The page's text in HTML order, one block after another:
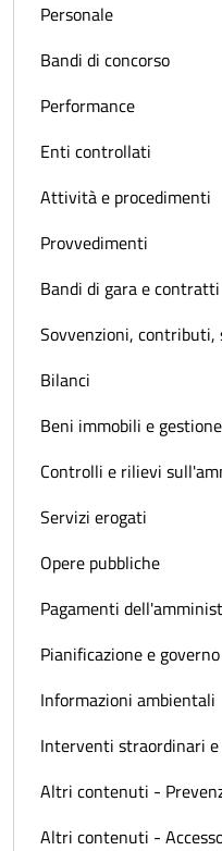
Personale
Bandi di concorso
Performance
Enti controllati
Attività e procedimenti
Provvedimenti
Bandi di gara e contratti
Sovvenzioni, contributi,
Bilanci
Beni immobili e
Controlli e rilievi
Servizi erogati
Opere pubbliche
Pagamenti
Pianificazione e
Informazioni ambientali
Interventi straordinari e
Altri contenuti -
Altri contenuti -